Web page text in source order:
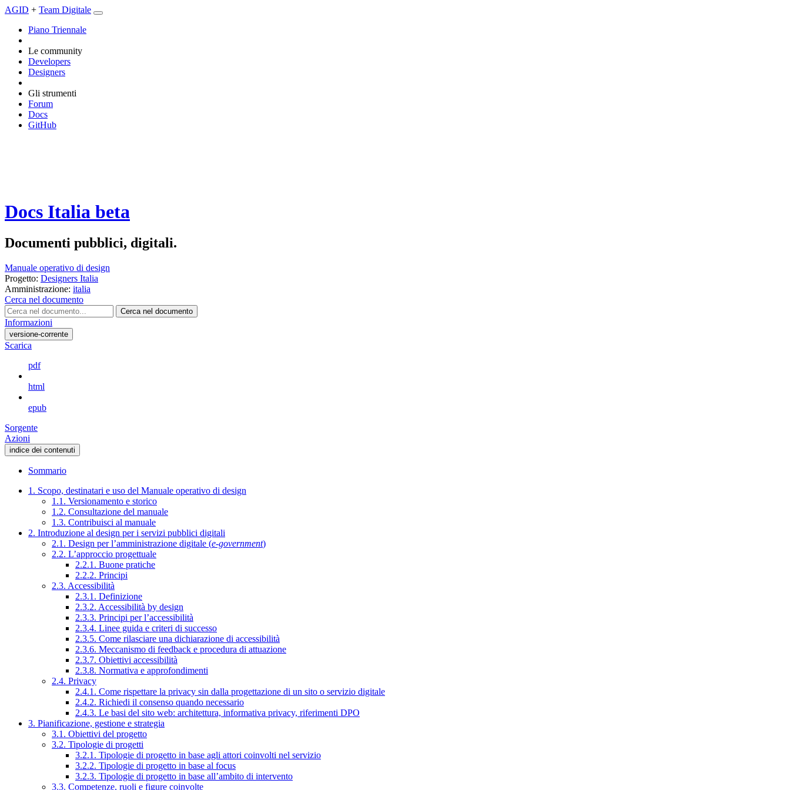
AGID + Team Digitale
Piano Triennale
Le community
Developers
Designers
Gli strumenti
Forum
Docs
GitHub
Docs Italia beta
Documenti pubblici, digitali.
Manuale operativo di design
Progetto: Designers Italia
Amministrazione: italia
Cerca nel documento
Cerca nel documento
Informazioni
versione-corrente
Scarica
pdf
html
epub
Sorgente
Azioni
indice dei contenuti
Sommario
1. Scopo, destinatari e uso del Manuale operativo di design
1.1. Versionamento e storico
1.2. Consultazione del manuale
1.3. Contribuisci al manuale
2. Introduzione al design per i servizi pubblici digitali
2.1. Design per l’amministrazione digitale (e-government)
2.2. L’approccio progettuale
2.2.1. Buone pratiche
2.2.2. Principi
2.3. Accessibilità
2.3.1. Definizione
2.3.2. Accessibilità by design
2.3.3. Principi per l’accessibilità
2.3.4. Linee guida e criteri di successo
2.3.5. Come rilasciare una dichiarazione di accessibilità
2.3.6. Meccanismo di feedback e procedura di attuazione
2.3.7. Obiettivi accessibilità
2.3.8. Normativa e approfondimenti
2.4. Privacy
2.4.1. Come rispettare la privacy sin dalla progettazione di un sito o servizio digitale
2.4.2. Richiedi il consenso quando necessario
2.4.3. Le basi del sito web: architettura, informativa privacy, riferimenti DPO
3. Pianificazione, gestione e strategia
3.1. Obiettivi del progetto
3.2. Tipologie di progetti
3.2.1. Tipologie di progetto in base agli attori coinvolti nel servizio
3.2.2. Tipologie di progetto in base al focus
3.2.3. Tipologie di progetto in base all’ambito di intervento
3.3. Competenze, ruoli e figure coinvolte